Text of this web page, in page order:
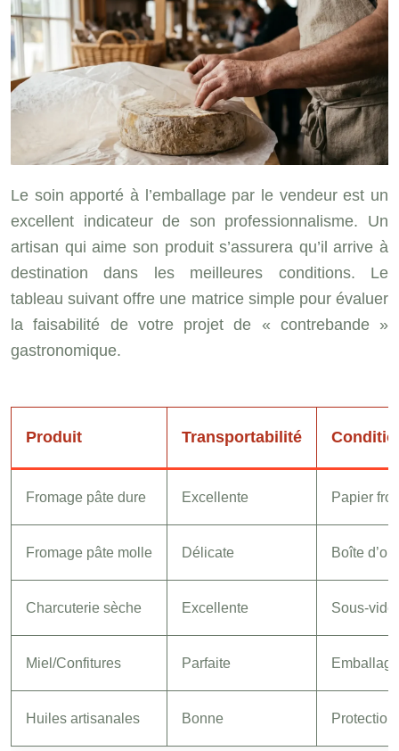
Le soin apporté à l’emballage par le vendeur est un
excellent indicateur de son professionnalisme. Un
artisan qui aime son produit s’assurera qu’il arrive à
destination dans les meilleures conditions. Le
tableau suivant offre une matrice simple pour évaluer
la faisabilité de votre projet de « contrebande »
gastronomique.
Produit Transportabilité
Fromage pâte dure Excellente Papier
Fromage pâte molle Délicate Boîte
Charcuterie sèche Excellente Sous-vide
Miel/Confitures Parfaite
Huiles artisanales Bonne